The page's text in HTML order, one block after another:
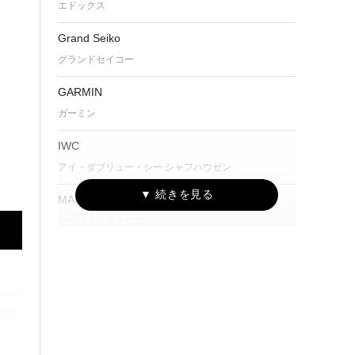
エドックス
Grand Seiko
グランドセイコー
GARMIN
ガーミン
IWC
アイ・ダブリュー・シー シャフハウゼン
MAURICE LACROIX